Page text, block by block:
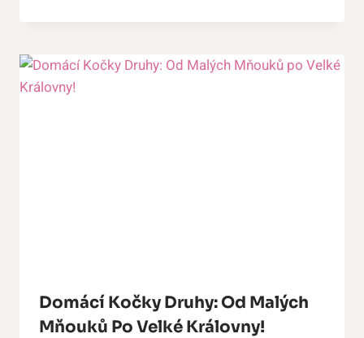
Domácí Kočky Druhy: Od Malých
Mňouků Po Velké Královny!